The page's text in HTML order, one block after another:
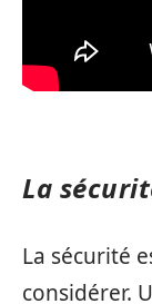
La
La sécurité
considérer.